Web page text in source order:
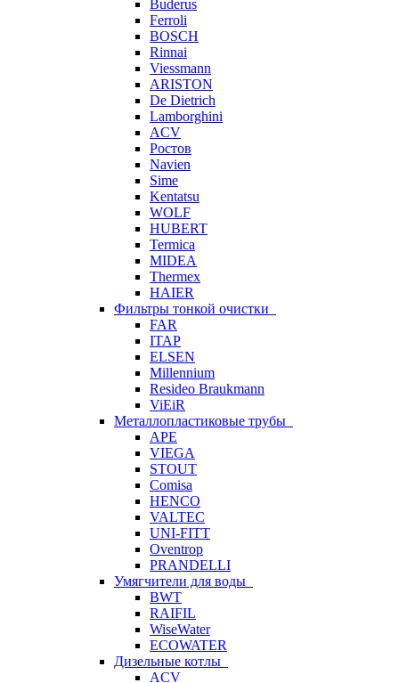
Buderus
Ferroli
BOSCH
Rinnai
Viessmann
ARISTON
De Dietrich
Lamborghini
ACV
Ростов
Navien
Sime
Kentatsu
WOLF
HUBERT
Termica
MIDEA
Thermex
HAIER
Фильтры тонкой очистки
FAR
ITAP
ELSEN
Millennium
Resideo Braukmann
ViEiR
Металлопластиковые трубы
APE
VIEGA
STOUT
Comisa
HENCO
VALTEC
UNI-FITT
Oventrop
PRANDELLI
Умягчители для воды
BWT
RAIFIL
WiseWater
ECOWATER
Дизельные котлы
ACV